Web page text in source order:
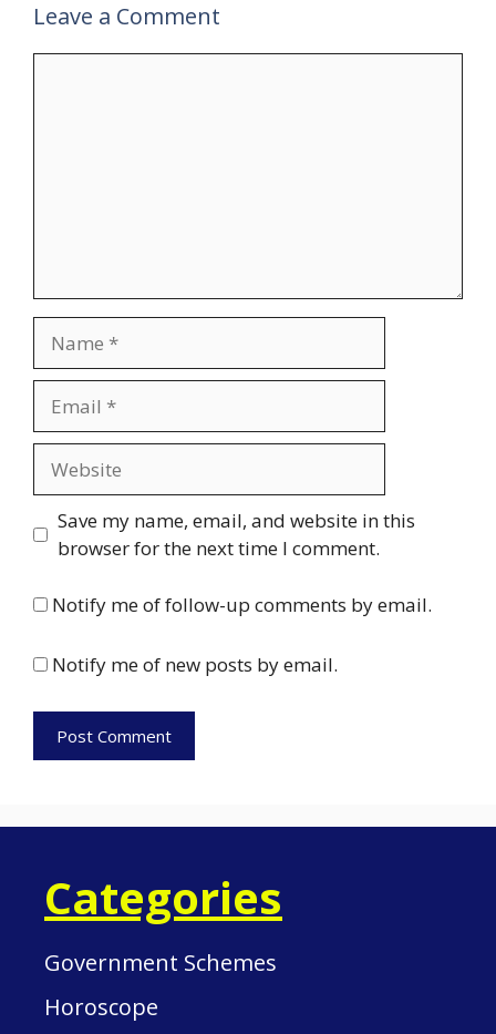
Leave a Comment
Save my name, email, and website in this
browser for the next time I comment.
Notify me of follow-up comments by email.
Notify me of new posts by email.
Categories
Government Schemes
Horoscope